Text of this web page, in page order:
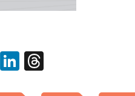
LineLinkedIn